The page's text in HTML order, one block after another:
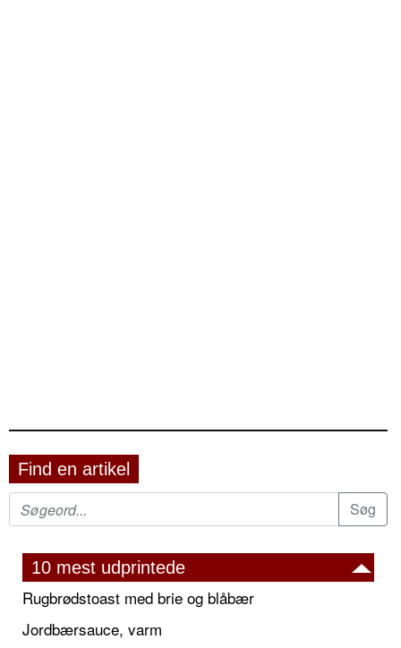
Find en artikel
10 mest udprintede
Rugbrødstoast med brie og blåbær
Jordbærsauce, varm